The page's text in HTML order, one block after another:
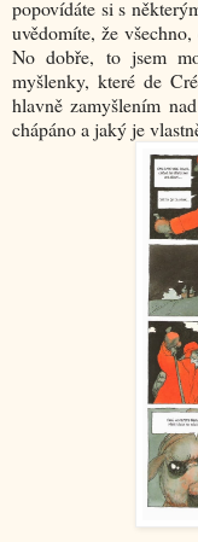
popovídáte si s
uvědomíte, že
No dobře, to jsem
myšlenky, které de
hlavně zamyšlením
chápáno a jaký je